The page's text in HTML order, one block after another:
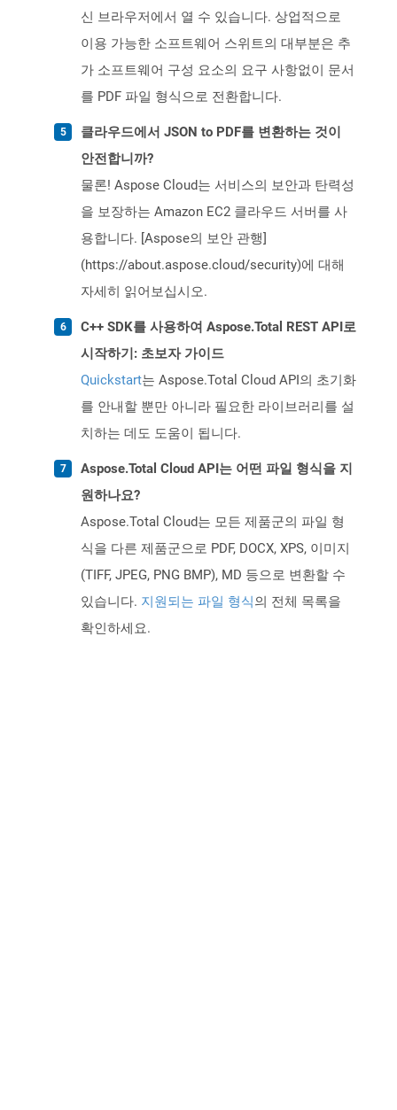
신 브라우저에서 열 수 있습니다. 상업적으로
이용 가능한 소프트웨어 스위트의 대부분은 추
가 소프트웨어 구성 요소의 요구 사항없이 문서
를 PDF 파일 형식으로 전환합니다.
클라우드에서 JSON to PDF를 변환하는 것이
안전합니까?
물론! Aspose Cloud는 서비스의 보안과 탄력성
을 보장하는 Amazon EC2 클라우드 서버를 사
용합니다. [Aspose의 보안 관행]
(https://about.aspose.cloud/security)에 대해
자세히 읽어보십시오.
C++ SDK를 사용하여 Aspose.Total REST API로
시작하기: 초보자 가이드
Quickstart는 Aspose.Total Cloud API의 초기화
를 안내할 뿐만 아니라 필요한 라이브러리를 설
치하는 데도 도움이 됩니다.
Aspose.Total Cloud API는 어떤 파일 형식을 지
원하나요?
Aspose.Total Cloud는 모든 제품군의 파일 형
식을 다른 제품군으로 PDF, DOCX, XPS, 이미지
(TIFF, JPEG, PNG BMP), MD 등으로 변환할 수
있습니다. 지원되는 파일 형식의 전체 목록을
확인하세요.